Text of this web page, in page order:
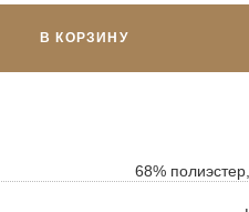
В КОРЗИНУ
68%